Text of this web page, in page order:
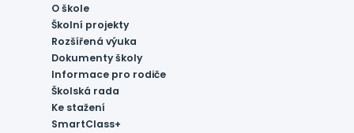
O škole
Školní projekty
Rozšířená výuka
Dokumenty školy
Informace pro rodiče
Školská rada
Ke stažení
SmartClass+